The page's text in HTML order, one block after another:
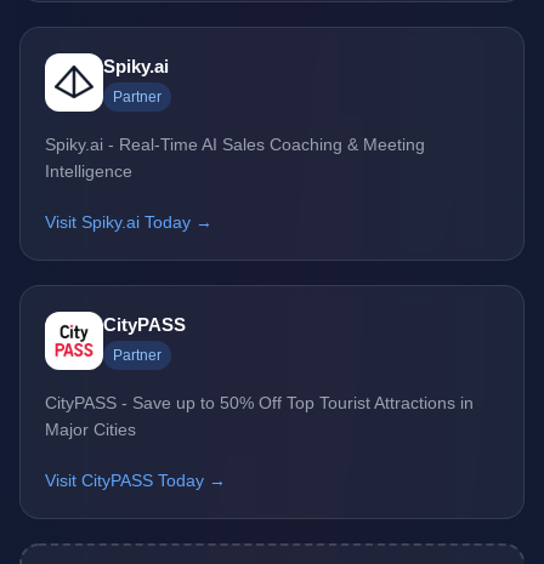
Spiky.ai
Partner
Spiky.ai - Real-Time AI Sales Coaching & Meeting
Intelligence
Visit Spiky.ai Today →
CityPASS
Partner
CityPASS - Save up to 50% Off Top Tourist Attractions in
Major Cities
Visit CityPASS Today →